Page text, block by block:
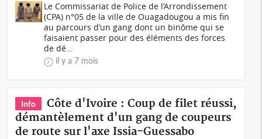
Le Commissariat de Police de l’Arrondissement
(CPA) n°05 de la ville de Ouagadougou a mis fin
au parcours d’un gang dont un binôme qui se
faisaient passer pour des éléments des forces
de dé...
il y a 7 mois
Info
Côte d'Ivoire : Coup de filet réussi,
démantèlement d'un gang de coupeurs
de route sur l'axe Issia-Guessabo